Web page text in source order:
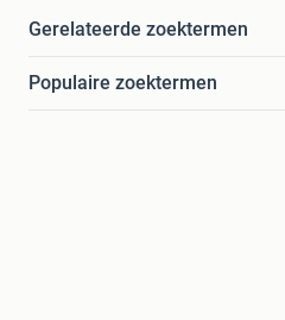
Gerelateerde zoektermen
Populaire zoektermen